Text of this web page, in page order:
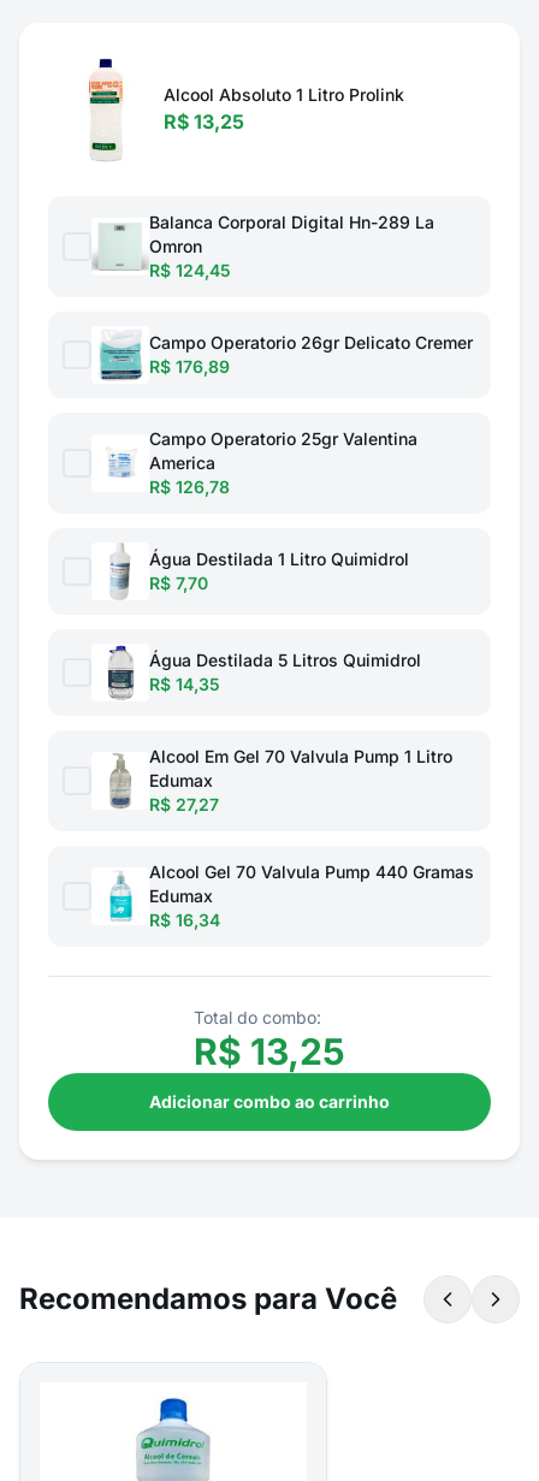
Alcool Absoluto 1 Litro Prolink
R$ 13,25
Balanca Corporal Digital Hn-289 La
Omron
R$ 124,45
Campo Operatorio 26gr Delicato Cremer
R$ 176,89
Campo Operatorio 25gr Valentina
America
R$ 126,78
Água Destilada 1 Litro Quimidrol
R$ 7,70
Água Destilada 5 Litros Quimidrol
R$ 14,35
Alcool Em Gel 70 Valvula Pump 1 Litro
Edumax
R$ 27,27
Alcool Gel 70 Valvula Pump 440 Gramas
Edumax
R$ 16,34
Total do combo:
R$ 13,25
Adicionar combo ao carrinho
Recomendamos para Você